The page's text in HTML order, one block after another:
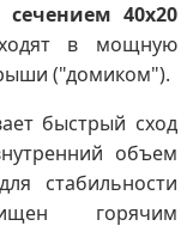
40х20
в мощную
("домиком").
быстрый сход
объем
стабильности
горячим